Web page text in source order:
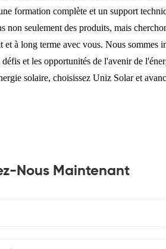
formation complète et un support
non seulement des produits, mais
et à long terme avec vous. Nous sommes
et les opportunités de l'avenir de
solaire, choisissez Uniz Solar et
Nous Maintenant